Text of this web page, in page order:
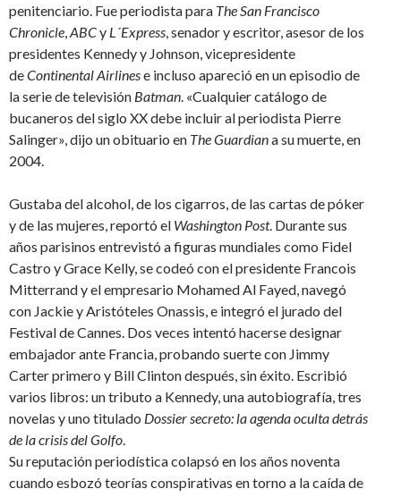
penitenciario. Fue periodista para The San Francisco
Chronicle ABCy L´Express , senador y escritor, asesor de los
presidentes Kennedy y Johnson, vicepresidente
deContinental Airlinese incluso apareció en un episodio de
la serie de televisión Batman . «Cualquier catálogo de
bucaneros del siglo XX debe incluir al periodista Pierre
Salinger», dijo un obituario en The Guardiana su muerte, en
2004.
Gustaba del alcohol, de los cigarros, de las cartas de póker
y de las mujeres, reportó el Washington Post. Durante sus
años parisinos entrevistó a figuras mundiales como Fidel
Castro y Grace Kelly, se codeó con el presidente Francois
Mitterrand y el empresario Mohamed Al Fayed, navegó
con Jackie y Aristóteles Onassis, e integró el jurado del
Festival de Cannes. Dos veces intentó hacerse designar
embajador ante Francia, probando suerte con Jimmy
Carter primero y Bill Clinton después, sin éxito. Escribió
varios libros: un tributo a Kennedy, una autobiografía, tres
novelas y uno titulado Dossier secreto: la agenda oculta detrás
de la crisis del Golfo
Su reputación periodística colapsó en los años noventa
cuando esbozó teorías conspirativas en torno a la caída de